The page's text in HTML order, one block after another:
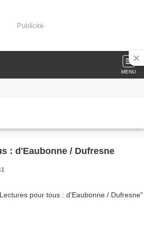
Publicité
MENU
: d'Eaubonne / Dufresne